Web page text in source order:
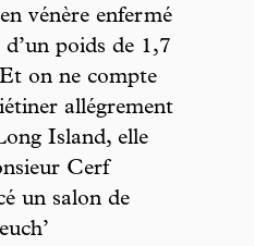
vénère enfermé
poids de 1,7
on ne compte
allégrement
Island, elle
Cerf
un salon de